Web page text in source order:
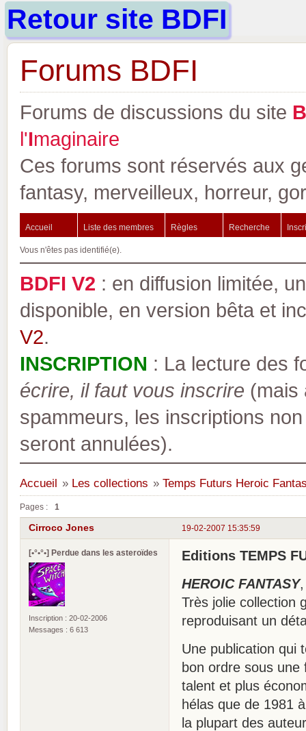
Retour site BDFI
Forums BDFI
Forums de discussions du site B
l'Imaginaire
Ces forums sont réservés aux
fantasy, merveilleux, horreur,
Accueil Liste des membres Règles Recherche
Vous n'êtes pas identifié(e).
BDFI V2 : en diffusion limitée,
disponible, en version bêta et
V2.
INSCRIPTION : La lecture des
écrire, il faut vous inscrire (mais
spammeurs, les inscriptions
seront annulées).
Accueil » Les collections » Temps Futurs Heroic
Pages : 1
19-02-2007 15:35:59
Cirroco Jones
[•°•°•] Perdue dans les asteroïdes
Inscription : 20-02-2006
Messages : 6 613
Editions TEMPS
HEROIC FANTASY
Très jolie collection
reproduisant un
Une publication qui
bon ordre sous une
talent et plus
hélas que de 1981
la plupart des